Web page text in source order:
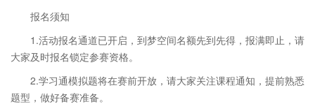
报名须知
1.活动报名通道已开启，到梦空间名额先到先得，报满即止，请
大家及时报名锁定参赛资格。
2.学习通模拟题将在赛前开放，请大家关注课程通知，提前熟悉
题型，做好备赛准备。